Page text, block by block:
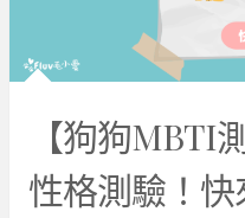
【狗狗MBTI
性格測驗！